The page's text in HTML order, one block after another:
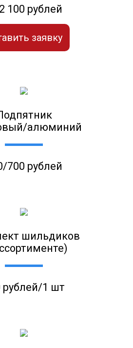
100 рублей
заявку
алюминий
700 рублей
шильдиков
рублей/1 шт